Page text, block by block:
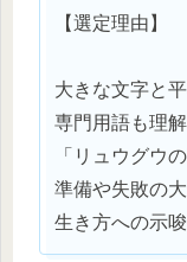
【選定理由】
大きな文字と
専門用語も理解
「リュウグウ
準備や失敗の
生き方への示